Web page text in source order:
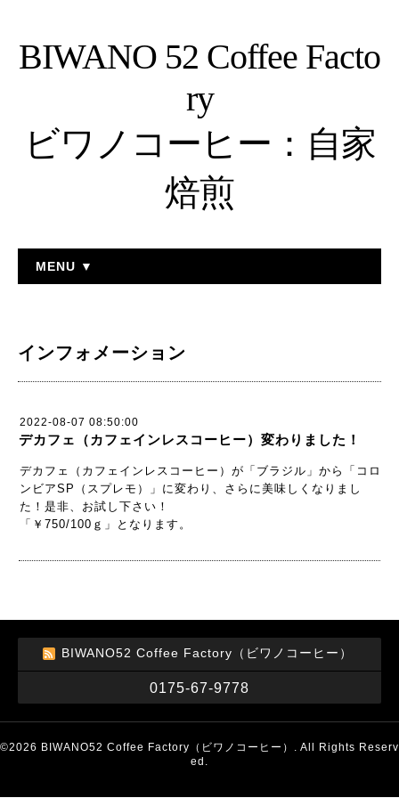
BIWANO 52 Coffee Facto
ry
ビワノコーヒー：自家
焙煎
MENU ▼
インフォメーション
2022-08-07 08:50:00
デカフェ（カフェインレスコーヒー）変わりました！
デカフェ（カフェインレスコーヒー）が「ブラジル」から「コロ
ンビアSP（スプレモ）」に変わり、さらに美味しくなりまし
た！是非、お試し下さい！
「￥750/100ｇ」となります。
BIWANO52 Coffee Factory（ビワノコーヒー）
0175-67-9778
©2026 BIWANO52 Coffee Factory（ビワノコーヒー） . All Rights Reserv
ed.